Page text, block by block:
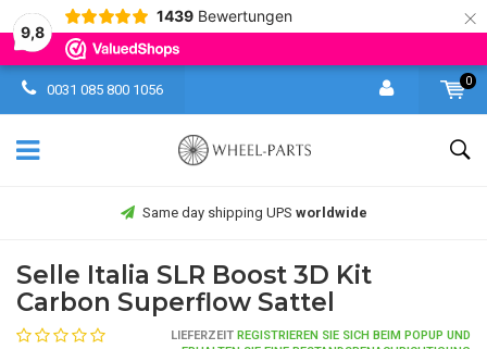
9,8
1439 Bewertungen ×
0031 085 800 1056
0
Secure Payments - Paypal | Creditcard
Selle Italia SLR Boost 3D Kit
Carbon Superflow Sattel
LIEFERZEIT REGISTRIEREN SIE SICH BEIM POPUP UND